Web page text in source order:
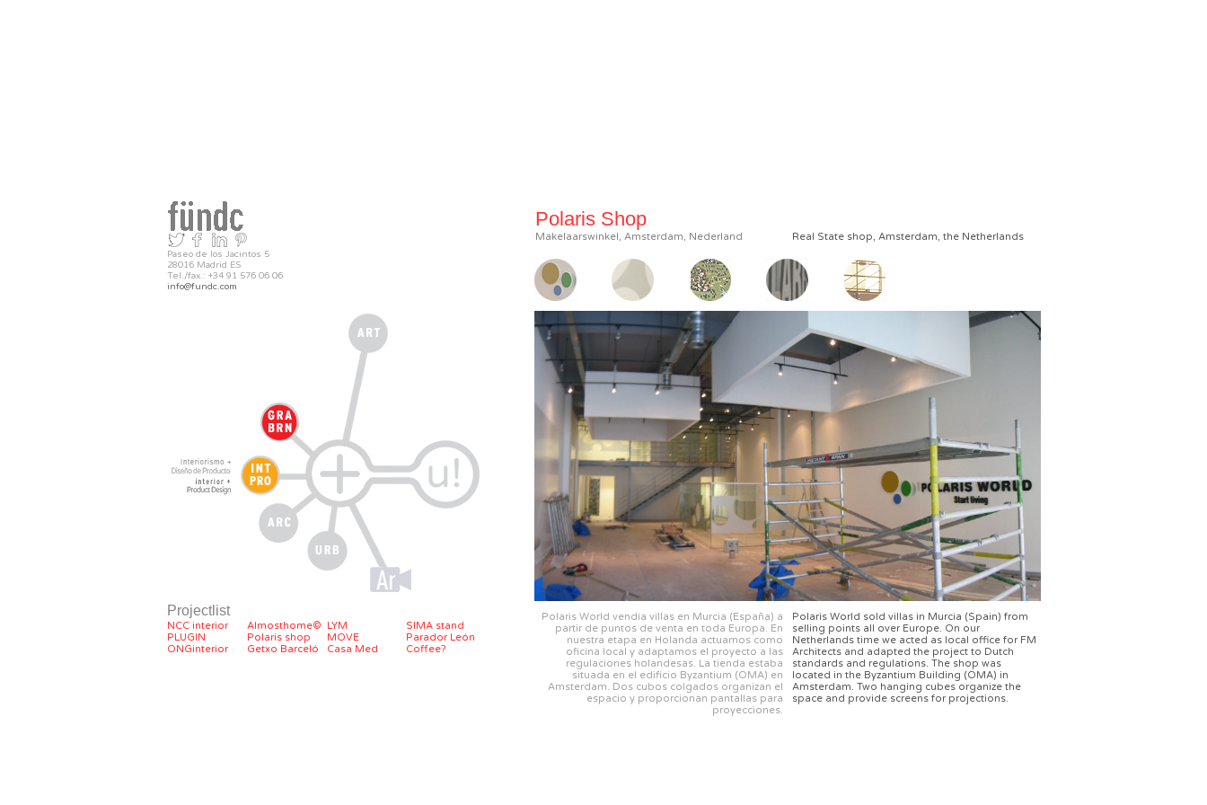
Paseo de los Jacintos 5
28016 Madrid ES
Tel./fax.: +34 91 576 06 06
info@fundc.com
Polaris Shop
Makelaarswinkel, Amsterdam, Nederland Real State shop, Amsterdam, the Netherlands
Projectlist
NCC interior Almosthome© LYM
SIMA stand
PLUGIN
Polaris shop MOVE
Parador León
ONGinterior
Getxo Barceló Casa Med Coffee?
Polaris World vendía villas en Murcia (España) a
partir de puntos de venta en toda Europa. En
nuestra etapa en Holanda actuamos como
oficina local y adaptamos el proyecto a las
regulaciones holandesas. La tienda estaba
situada en el edificio Byzantium (OMA) en
Amsterdam. Dos cubos colgados organizan el
espacio y proporcionan pantallas para
proyecciones.
Polaris World sold villas in Murcia (Spain) from
selling points all over Europe. On our
Netherlands time we acted as local office for FM
Architects and adapted the project to Dutch
standards and regulations. The shop was
located in the Byzantium Building (OMA) in
Amsterdam. Two hanging cubes organize the
space and provide screens for projections.